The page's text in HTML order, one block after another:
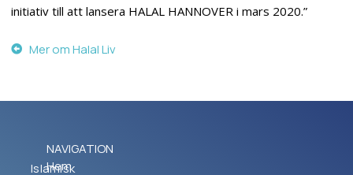
initiativ till att lansera HALAL HANNOVER i mars 2020.”
Mer om Halal Liv
Islamisk
NAVIGATION
Hem